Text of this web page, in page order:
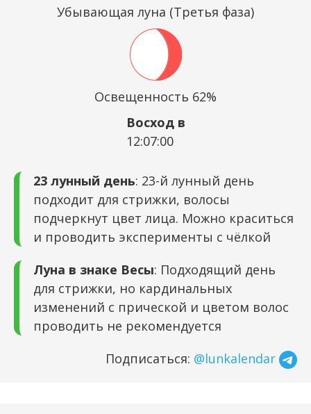
Убывающая луна (Третья фаза)
Освещенность 62%
Восход в
12:07:00
23 лунный день: 23-й лунный день
подходит для стрижки, волосы
подчеркнут цвет лица. Можно краситься
и проводить эксперименты с чёлкой
Луна в знаке Весы: Подходящий день
для стрижки, но кардинальных
изменений с прической и цветом волос
проводить не рекомендуется
Подписаться: @lunkalendar